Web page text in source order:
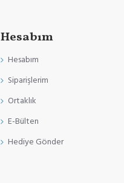
Hesabım
Hesabım
Siparişlerim
Ortaklık
E-Bülten
Hediye Gönder